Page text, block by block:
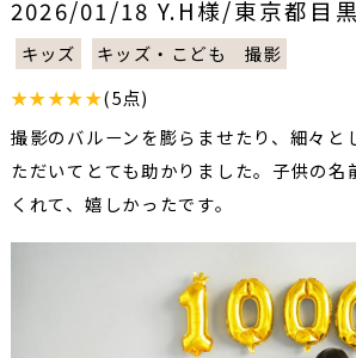
2026/01/18 Y.H様/東京都目
キッズ
キッズ・こども 撮影
★★★★★(5点)
撮影のバルーンを膨らませたり、細々と
ただいてとても助かりました。子供の名
くれて、嬉しかったです。